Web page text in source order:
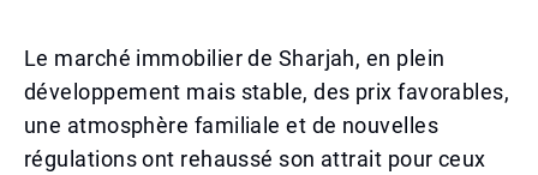
Le marché immobilier de Sharjah, en plein
développement mais stable, des prix favorables,
une atmosphère familiale et de nouvelles
régulations ont rehaussé son attrait pour ceux